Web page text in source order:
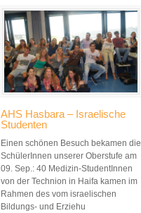
AHS Hasbara – Israelische
Studenten
Einen schönen Besuch bekamen die
SchülerInnen unserer Oberstufe am
09. Sep.: 40 Medizin-StudentInnen
von der Technion in Haifa kamen im
Rahmen des vom israelischen
Bildungs- und Erziehu